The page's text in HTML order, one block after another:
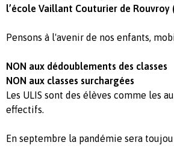
l’école Vaillant Couturier de
Pensons à l'avenir de nos enfants,
NON aux dédoublements des classes
NON aux classes surchargées
Les ULIS sont des élèves comme les
effectifs.
En septembre la pandémie sera